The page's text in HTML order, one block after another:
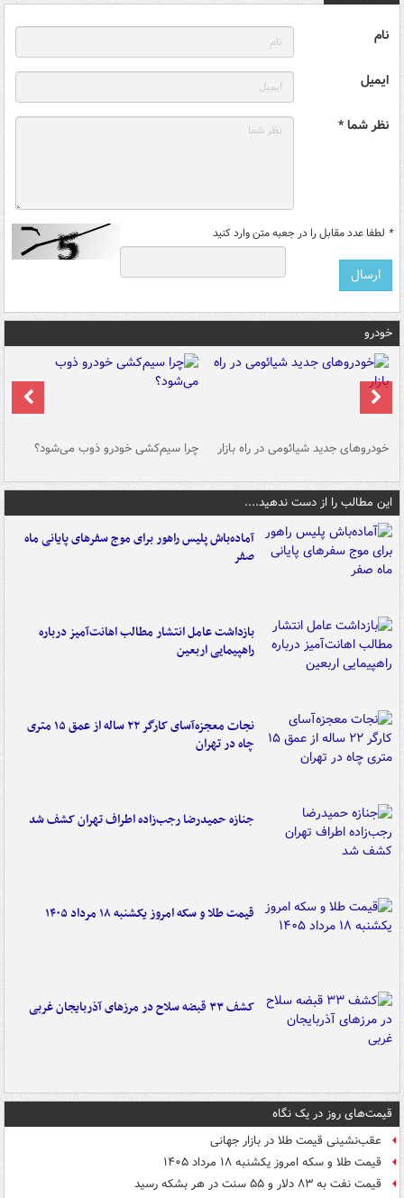
نام
ایمیل
نظر شما *
* لطفا عدد مقابل را در جعبه متن وارد کنید
خودرو
خودروهای جدید شیائومی در راه بازار چرا سیم‌کشی خودرو ذوب می‌شود؟
این مطالب را از دست ندهید....
آماده‌باش پلیس راهور برای موج سفرهای پایانی ماه
صفر
بازداشت عامل انتشار مطالب اهانت‌آمیز درباره
راهپیمایی اربعین
نجات معجزه‌آسای کارگر ۲۲ ساله از عمق ۱۵ متری
چاه در تهران
جنازه حمیدرضا رجب‌زاده اطراف تهران کشف شد
قیمت طلا و سکه امروز یکشنبه ۱۸ مرداد ۱۴۰۵
کشف ۳۳ قبضه سلاح در مرزهای آذربایجان غربی
قیمت‌های روز در یک نگاه
عقب‌نشینی قیمت طلا در بازار جهانی
قیمت طلا و سکه امروز یکشنبه ۱۸ مرداد ۱۴۰۵
قیمت نفت به ۸۳ دلار و ۵۵ سنت در هر بشکه رسید